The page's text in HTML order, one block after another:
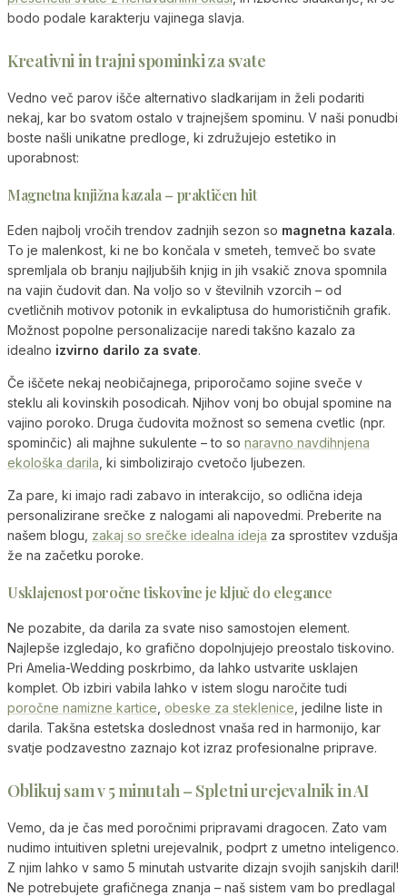
bodo podale karakterju vajinega slavja.
Kreativni in trajni spominki za svate
Vedno več parov išče alternativo sladkarijam in želi podariti
nekaj, kar bo svatom ostalo v trajnejšem spominu. V naši ponudbi
boste našli unikatne predloge, ki združujejo estetiko in
uporabnost:
Magnetna knjižna kazala – praktičen hit
Eden najbolj vročih trendov zadnjih sezon so magnetna kazala.
To je malenkost, ki ne bo končala v smeteh, temveč bo svate
spremljala ob branju najljubših knjig in jih vsakič znova spomnila
na vajin čudovit dan. Na voljo so v številnih vzorcih – od
cvetličnih motivov potonik in evkaliptusa do humorističnih grafik.
Možnost popolne personalizacije naredi takšno kazalo za
idealno izvirno darilo za svate.
Če iščete nekaj neobičajnega, priporočamo sojine sveče v
steklu ali kovinskih posodicah. Njihov vonj bo obujal spomine na
vajino poroko. Druga čudovita možnost so semena cvetlic (npr.
spominčic) ali majhne sukulente – to so naravno navdihnjena
ekološka darila , ki simbolizirajo cvetočo ljubezen.
Za pare, ki imajo radi zabavo in interakcijo, so odlična ideja
personalizirane srečke z nalogami ali napovedmi. Preberite na
našem blogu, zakaj so srečke idealna ideja za sprostitev vzdušja
že na začetku poroke.
Usklajenost poročne tiskovine je ključ do elegance
Ne pozabite, da darila za svate niso samostojen element.
Najlepše izgledajo, ko grafično dopolnjujejo preostalo tiskovino.
Pri Amelia-Wedding poskrbimo, da lahko ustvarite usklajen
komplet. Ob izbiri vabila lahko v istem slogu naročite tudi
poročne namizne kartice obeske za steklenice , jedilne liste in
darila. Takšna estetska doslednost vnaša red in harmonijo, kar
svatje podzavestno zaznajo kot izraz profesionalne priprave.
Oblikuj sam v 5 minutah – Spletni urejevalnik in AI
Vemo, da je čas med poročnimi pripravami dragocen. Zato vam
nudimo intuitiven spletni urejevalnik, podprt z umetno inteligenco.
Z njim lahko v samo 5 minutah ustvarite dizajn svojih sanjskih daril!
Ne potrebujete grafičnega znanja – naš sistem vam bo predlagal